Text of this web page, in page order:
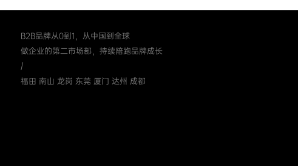
B2B品牌从0到1，从中国到全球
做企业的第二市场部，持续陪跑品牌成长
/
福田 南山 龙岗 东莞 厦门 达州 成都